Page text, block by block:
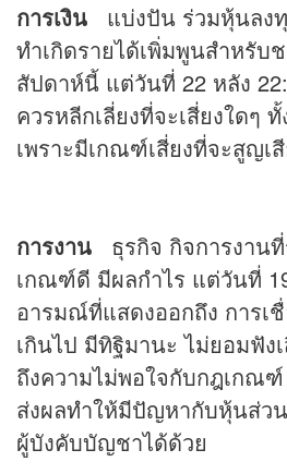
การเงิน แบ่งปัน ร่วมหุ้นลง
ทำเกิดรายได้เพิ่มพูนสำหรับ
สัปดาห์นี้ แต่วันที่ 22 หลัง
ควรหลีกเลี่ยงที่จะเสี่ยงใดๆ
เพราะมีเกณฑ์เสี่ยงที่จะสูญเ
การงาน
ธุรกิจ กิจการงาน
เกณฑ์ดี มีผลกำไร แต่วันที่
อารมณ์ที่แสดงออกถึง การเ
เกินไป มีทิฐิมานะ ไม่ยอมฟัง
ถึงความไม่พอใจกับกฎเกณ
ส่งผลทำให้มีปัญหากับหุ้นส่ว
ผู้บังคับบัญชาได้ด้วย